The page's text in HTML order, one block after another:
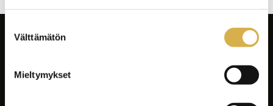
valinta
Välttämätön
Mieltymykset